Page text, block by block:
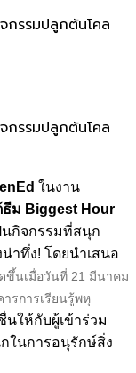
กรรมปลูกต้นโคล
กรรมปลูกต้นโคล
ในงาน
ธีม Biggest Hour
นกิจกรรมที่สนุก
าทึ่ง! โดยนำเสนอ
ขึ้นเมื่อวันที่ 21 มีนาคม
รการเรียนรู้พหุ
ให้กับผู้เข้าร่วม
ในการอนุรักษ์สิ่ง